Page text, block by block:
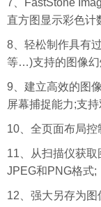
7、FastStone
直方图显示彩色计
8、轻松制作具有
等…)支持的图像幻
9、建立高效的图
屏幕捕捉能力;支
10、全页面布局
11、从扫描仪获取
JPEG和PNG格式;
12、强大另存为图